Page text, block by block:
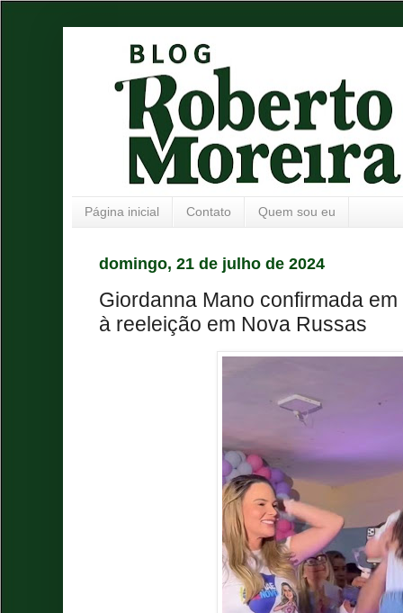
Página inicial Contato Quem sou eu
domingo, 21 de julho de 2024
Giordanna Mano confirmada
à reeleição em Nova Russas